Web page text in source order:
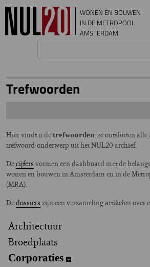
Overslaan en naar de inhoud gaan
WONEN EN BOUWEN
IN DE METROPOOL
AMSTERDAM
Architectuur
Broedplaats
Corporaties
Trefwoorden
Hier vindt u detrefwoorden: ze ontsluiten
trefwoord-onderwerp uit het NUL20-archief.
Decijfers vormen een dashboard met de
wonen en bouwen in Amsterdam en in de
(MRA).
Dedossiers zijn een verzameling artikelen over